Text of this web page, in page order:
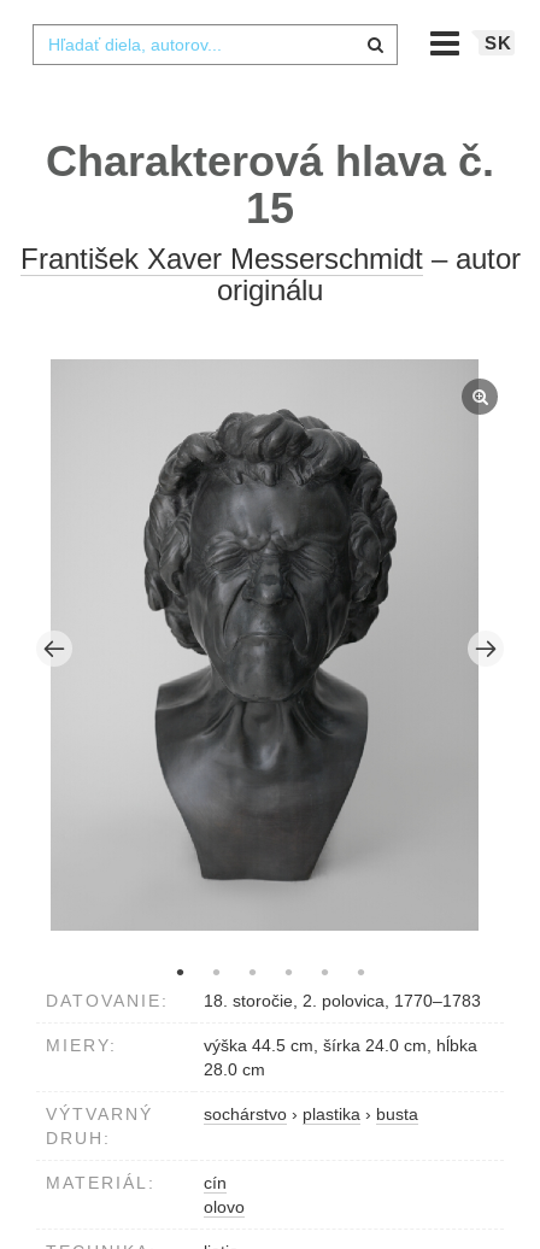
SK
Charakterová hlava č.
15
František Xaver Messerschmidt– autor
originálu
DATOVANIE: 18. storočie, 2. polovica, 1770–1783
MIERY:
výška 44.5 cm, šírka 24.0 cm, hĺbka
28.0 cm
VÝTVARNÝ
DRUH:
sochárstvo › plastika › busta
MATERIÁL:
cín
olovo